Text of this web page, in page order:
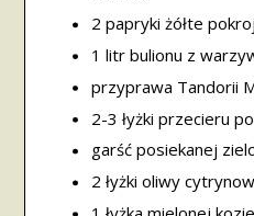
2 papryki żółte
1 litr bulionu z
przyprawa Tandorii
2-3 łyżki przecieru
garść posiekanej
2 łyżki oliwy